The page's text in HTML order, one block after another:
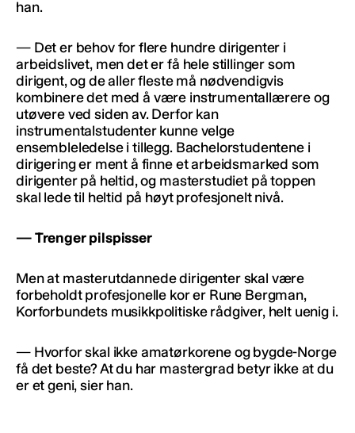
han.
— Det er behov for flere hundre dirigenter i
arbeidslivet, men det er få hele stillinger som
dirigent, og de aller fleste må nødvendigvis
kombinere det med å være instrumentallærere og
utøvere ved siden av. Derfor kan
instrumentalstudenter kunne velge
ensembleledelse i tillegg. Bachelorstudentene i
dirigering er ment å finne et arbeidsmarked som
dirigenter på heltid, og masterstudiet på toppen
skal lede til heltid på høyt profesjonelt nivå.
— Trenger pilspisser
Men at masterutdannede dirigenter skal være
forbeholdt profesjonelle kor er Rune Bergman,
Korforbundets musikkpolitiske rådgiver, helt uenig i.
— Hvorfor skal ikke amatørkorene og bygde-Norge
få det beste? At du har mastergrad betyr ikke at du
er et geni, sier han.